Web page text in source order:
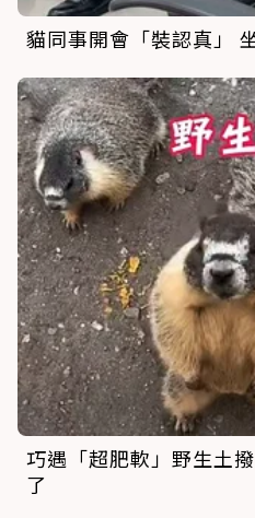
貓同事開會「裝認真」
巧遇「超肥軟」野生土
了